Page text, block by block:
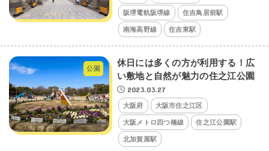
阪堺電軌阪堺線 住吉鳥居前駅
南海高野線 住吉東駅
公園
休日には多くの方が利用する！広
い敷地と自然が魅力の住之江公園
2023.03.27
大阪府 大阪市住之江区
大阪メトロ四つ橋線 住之江公園駅
北加賀屋駅